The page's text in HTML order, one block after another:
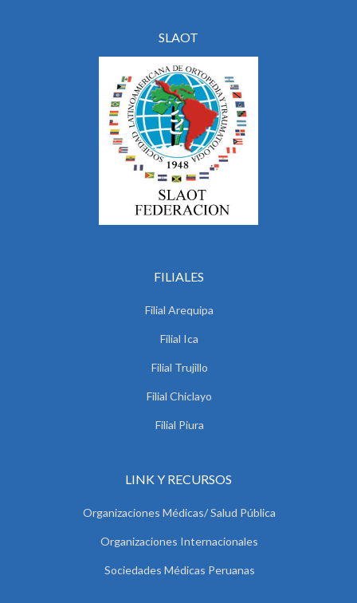
SLAOT
FILIALES
Filial Arequipa
Filial Ica
Filial Trujillo
Filial Chiclayo
Filial Piura
LINK Y RECURSOS
Organizaciones Médicas/ Salud Pública
Organizaciones Internacionales
Sociedades Médicas Peruanas